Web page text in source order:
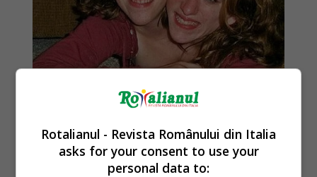
Rotalianul - Revista Românului din Italia
asks for your consent to use your
personal data to: